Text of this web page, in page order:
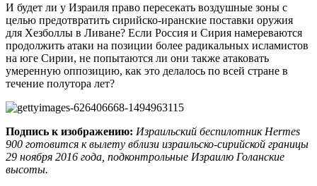
И будет ли у Израиля право пересекать воздушные зоны с
целью предотвратить сирийско-иранские поставки оружия
для Хезболлы в Ливане? Если Россия и Сирия намереваются
продолжить атаки на позиции более радикальных исламистов
на юге Сирии, не попытаются ли они также атаковать
умеренную оппозицию, как это делалось по всей стране в
течение полутора лет?
Подпись к изображению: Израильский беспилотник Hermes
900 готовится к вылету вблизи израильско-сирийской границы
29 ноября 2016 года, подконтрольные Израилю Голанские
высоты.